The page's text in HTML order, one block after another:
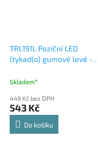
TRL191L Poziční LED
(tykadlo) gumové levé -
12-24V,ECE
Skladem*
449 Kč bez DPH
543 Kč
Do košíku